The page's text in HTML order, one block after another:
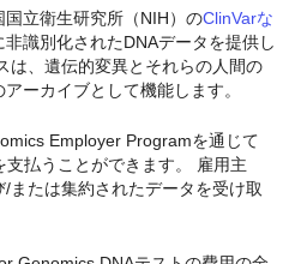
立衛生研究所（NIH）のClinVarな
識別化されたDNAデータを提供し
は、遺伝的変異とそれらの人間の
ーカイブとして機能します。
Employer Programを通じて
払うことができます。 雇用主
または集約されたデータを受け取